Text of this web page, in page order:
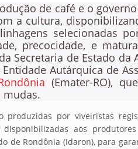
de café e o
a cultura,
selecionadas
precocidade, e
Secretaria de Estado da
Autárquica de
(Emater-RO),
mudas.
produzidas por viveiristas
aos
de Rondônia (Idaron), para